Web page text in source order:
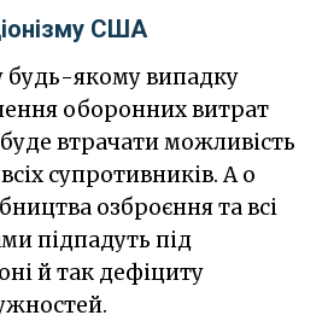
США
будь-якому випадку
оборонних витрат
втрачати можливість
супротивників. А о
озброєння та всі
підпадуть під
й так дефіциту